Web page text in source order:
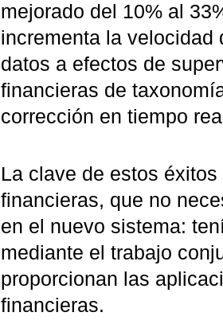
mejorado del 10% al
incrementa la
datos a efectos de
financieras de
corrección en tiempo
La clave de estos
financieras, que no
en el nuevo sistema:
mediante el trabajo
proporcionan las
financieras.